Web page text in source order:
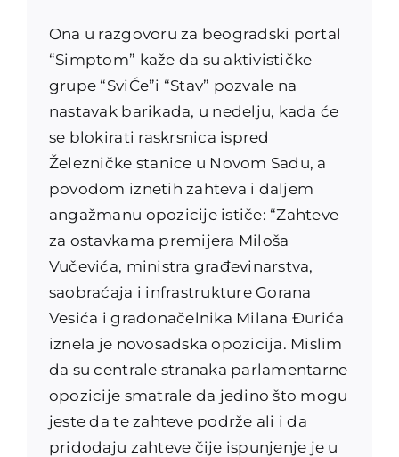
Ona u razgovoru za beogradski portal
“Simptom” kaže da su aktivističke
grupe “SviĆe”i “Stav” pozvale na
nastavak barikada, u nedelju, kada će
se blokirati raskrsnica ispred
Železničke stanice u Novom Sadu, a
povodom iznetih zahteva i daljem
angažmanu opozicije ističe: “Zahteve
za ostavkama premijera Miloša
Vučevića, ministra građevinarstva,
saobraćaja i infrastrukture Gorana
Vesića i gradonačelnika Milana Đurića
iznela je novosadska opozicija. Mislim
da su centrale stranaka parlamentarne
opozicije smatrale da jedino što mogu
jeste da te zahteve podrže ali i da
pridodaju zahteve čije ispunjenje je u